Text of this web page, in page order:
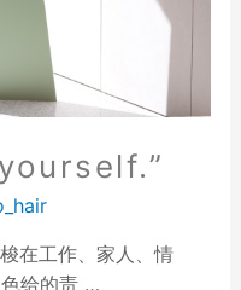
在工作、家人、情
给的责 …